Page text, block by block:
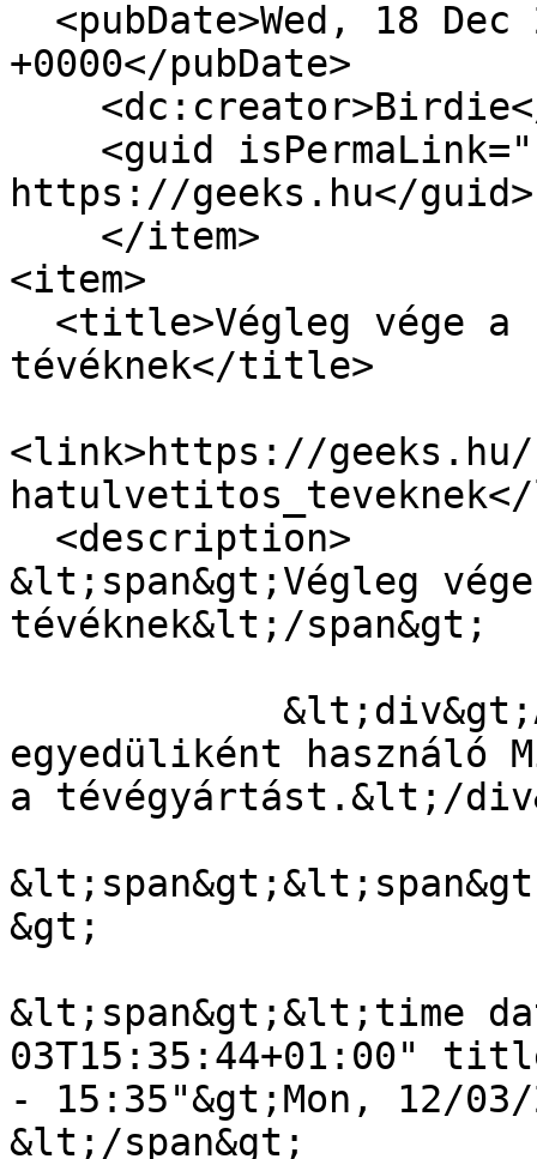
+0000</pubDate>
https://geeks.hu</guid>
<item>
tévéknek</title>
<link>https://geeks.hu/
&lt;span&gt;Végleg
tévéknek&lt;/span&gt;
egyedüliként
a tévégyártást.&lt;/
&gt;
&lt;span&gt;&lt;time
03T15:35:44+01:00"
- 15:35"&gt;Mon, 12/
&lt;/span&gt;